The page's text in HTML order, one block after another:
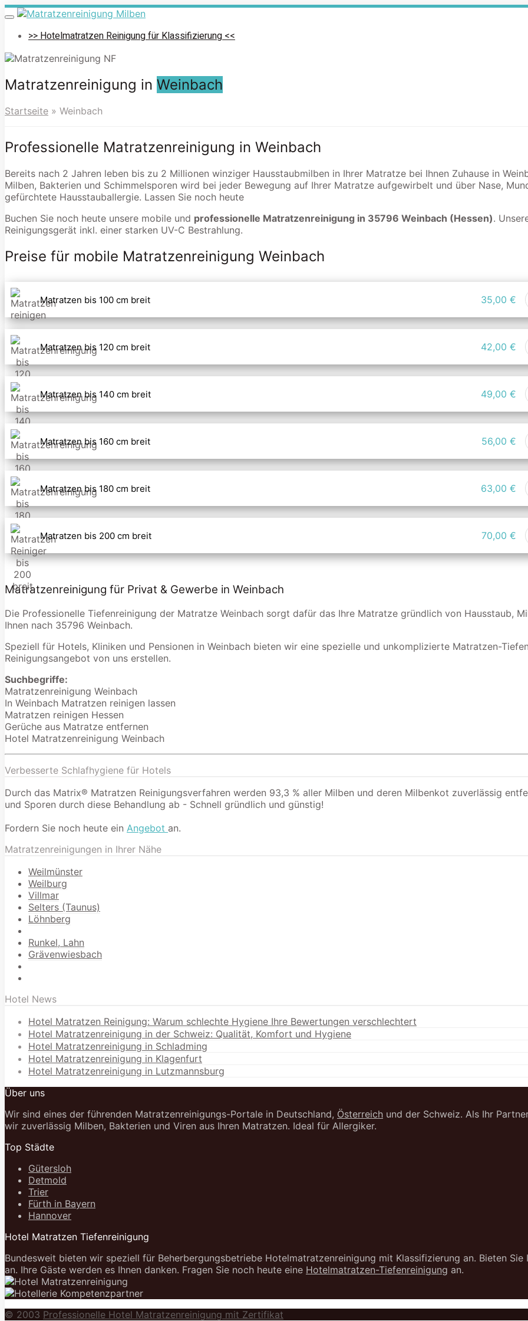
Skip
to
main
Toggle
navigation>> Hotelmatratzen Reinigung für Klassifizierung <<
Matratzenreinigung in Weinbach
Startseite » Weinbach
Professionelle Matratzenreinigung in Weinbach
Bereits nach 2 Jahren leben bis zu 2 Millionen winziger Hausstaubmilben in Ihrer Matratze bei Ihnen Zuhause in
Milben, Bakterien und Schimmelsporen wird bei jeder Bewegung auf Ihrer Matratze aufgewirbelt und über Nase,
gefürchtete Hausstauballergie. Lassen Sie noch heute
Buchen Sie noch heute unsere mobile und professionelle Matratzenreinigung in 35796 Weinbach (Hessen).
Reinigungsgerät inkl. einer starken UV-C Bestrahlung.
Preise für mobile Matratzenreinigung Weinbach
Matratzen bis 100 cm breit 35,00 €
Matratzen bis 120 cm breit 42,00 €
Matratzen bis 140 cm breit 49,00 €
Matratzen bis 160 cm breit 56,00 €
Matratzen bis 180 cm breit 63,00 €
Matratzen bis 200 cm breit 70,00 €
Matratzenreinigung für Privat & Gewerbe in Weinbach
Die Professionelle Tiefenreinigung der Matratze Weinbach sorgt dafür das Ihre Matratze gründlich von Hausstaub,
Ihnen nach 35796 Weinbach.
Speziell für Hotels, Kliniken und Pensionen in Weinbach bieten wir eine spezielle und unkomplizierte Matratzen-
Reinigungsangebot von uns erstellen.
Suchbegriffe:
Matratzenreinigung Weinbach
In Weinbach Matratzen reinigen lassen
Matratzen reinigen Hessen
Gerüche aus Matratze entfernen
Hotel Matratzenreinigung Weinbach
Verbesserte Schlafhygiene für Hotels
Durch das Matrix® Matratzen Reinigungsverfahren werden 93,3 % aller Milben und deren Milbenkot zuverlässig
und Sporen durch diese Behandlung ab - Schnell gründlich und günstig!
Fordern Sie noch heute ein Angebot an.
Matratzenreinigungen in Ihrer Nähe
Weilmünster
Weilburg
Villmar
Selters (Taunus)
Löhnberg
Runkel, Lahn
Grävenwiesbach
Hotel News
Hotel Matratzen Reinigung: Warum schlechte Hygiene Ihre Bewertungen verschlechtert
Hotel Matratzenreinigung in der Schweiz: Qualität, Komfort und Hygiene
Hotel Matratzenreinigung in Schladming
Hotel Matratzenreinigung in Klagenfurt
Hotel Matratzenreinigung in Lutzmannsburg
Über uns
Wir sind eines der führenden Matratzenreinigungs-Portale in Deutschland, Österreich und der Schweiz. Als Ihr
wir zuverlässig Milben, Bakterien und Viren aus Ihren Matratzen. Ideal für Allergiker.
Top Städte
Gütersloh
Detmold
Trier
Fürth in Bayern
Hannover
Hotel Matratzen Tiefenreinigung
Bundesweit bieten wir speziell für Beherbergungsbetriebe Hotelmatratzenreinigung mit Klassifizierung an. Bieten
an. Ihre Gäste werden es Ihnen danken. Fragen Sie noch heute eine Hotelmatratzen-Tiefenreinigung an.
© 2003 Professionelle Hotel Matratzenreinigung mit Zertifikat